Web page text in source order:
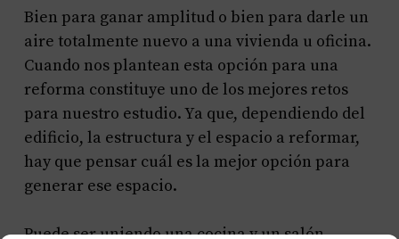
Bien para ganar amplitud o bien para darle un
aire totalmente nuevo a una vivienda u oficina.
Cuando nos plantean esta opción para una
reforma constituye uno de los mejores retos
para nuestro estudio. Ya que, dependiendo del
edificio, la estructura y el espacio a reformar,
hay que pensar cuál es la mejor opción para
generar ese espacio.
Puede ser uniendo una cocina y un salón,